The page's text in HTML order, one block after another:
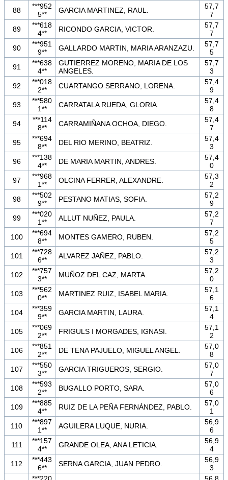
88
***952
5**
GARCIA MARTINEZ, RAUL.
57,7
7
89
***618
4**
RICONDO GARCIA, VICTOR.
57,7
7
90
***951
9**
GALLARDO MARTIN, MARIA ARANZAZU.
57,7
5
91
***638
4**
GUTIERREZ MORENO, MARIA DE LOS
ANGELES.
57,7
3
92
***018
2**
CUARTANGO SERRANO, LORENA.
57,4
9
93
***580
1**
CARRATALA RUEDA, GLORIA.
57,4
8
94
***114
8**
CARRAMIÑANA OCHOA, DIEGO.
57,4
7
95
***694
8**
DEL RIO MERINO, BEATRIZ.
57,4
3
96
***138
4**
DE MARIA MARTIN, ANDRES.
57,4
0
97
***968
1**
OLCINA FERRER, ALEXANDRE.
57,3
2
98
***502
9**
PESTANO MATIAS, SOFIA.
57,2
9
99
***020
1**
ALLUT NUÑEZ, PAULA.
57,2
7
100
***694
8**
MONTES GAMERO, RUBEN.
57,2
5
101
***728
6**
ALVAREZ JAÑEZ, PABLO.
57,2
3
102
***757
3**
MUÑOZ DEL CAZ, MARTA.
57,2
0
103
***562
0**
MARTINEZ RUIZ, ISABEL MARIA.
57,1
6
104
***359
9**
GARCIA MARTIN, LAURA.
57,1
4
105
***069
2**
FRIGULS I MORGADES, IGNASI.
57,1
2
106
***851
2**
DE TENA PAJUELO, MIGUEL ANGEL.
57,0
8
107
***550
3**
GARCIA TRIGUEROS, SERGIO.
57,0
7
108
***593
2**
BUGALLO PORTO, SARA.
57,0
6
109
***885
4**
RUIZ DE LA PEÑA FERNÁNDEZ, PABLO.
57,0
1
110
***897
1**
AGUILERA LUQUE, NURIA.
56,9
6
111
***157
4**
GRANDE OLEA, ANA LETICIA.
56,9
4
112
***443
6**
SERNA GARCIA, JUAN PEDRO.
56,9
3
***220
56,8